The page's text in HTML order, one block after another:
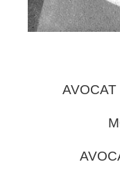
AVOCAT